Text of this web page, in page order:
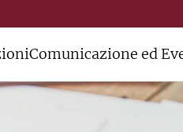
Comunicazione ed